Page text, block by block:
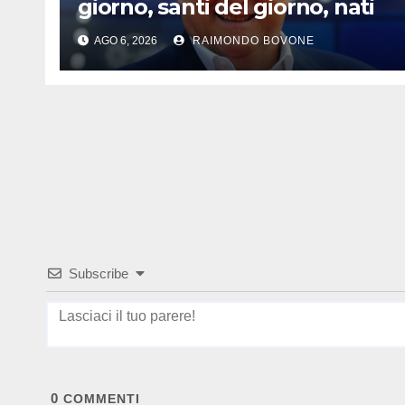
giorno, santi del giorno, nati
famosi, accadde oggi
AGO 6, 2026 RAIMONDO BOVONE
Subscribe
0 COMMENTI